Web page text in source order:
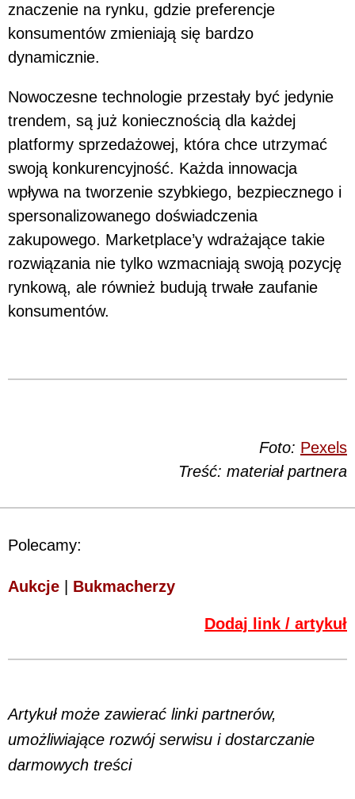
znaczenie na rynku, gdzie preferencje
konsumentów zmieniają się bardzo
dynamicznie.
Nowoczesne technologie przestały być jedynie
trendem, są już koniecznością dla każdej
platformy sprzedażowej, która chce utrzymać
swoją konkurencyjność. Każda innowacja
wpływa na tworzenie szybkiego, bezpiecznego i
spersonalizowanego doświadczenia
zakupowego. Marketplace’y wdrażające takie
rozwiązania nie tylko wzmacniają swoją pozycję
rynkową, ale również budują trwałe zaufanie
konsumentów.
Foto: Pexels
Treść: materiał partnera
Polecamy:
Aukcje Bukmacherzy
Dodaj link / artykuł
Artykuł może zawierać linki partnerów,
umożliwiające rozwój serwisu i dostarczanie
darmowych treści